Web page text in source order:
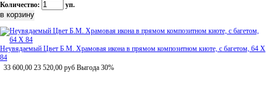
Количество: уп.
Неувядаемый Цвет Б.М. Храмовая икона в прямом композитном киоте, с багетом, 64 Х
84
33 600,00 23 520,00 руб Выгода 30%